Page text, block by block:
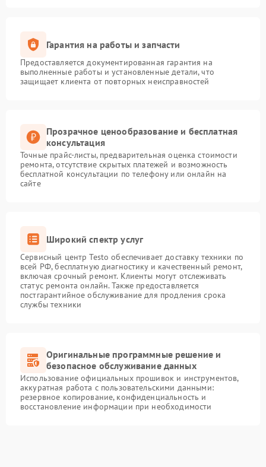
Гарантия на работы и запчасти
Предоставляется документированная гарантия на
выполненные работы и установленные детали, что
защищает клиента от повторных неисправностей
Прозрачное ценообразование и бесплатная
консультация
Точные прайс-листы, предварительная оценка стоимости
ремонта, отсутствие скрытых платежей и возможность
бесплатной консультации по телефону или онлайн на
сайте
Широкий спектр услуг
Сервисный центр Testo обеспечивает доставку техники по
всей РФ, бесплатную диагностику и качественный ремонт,
включая срочный ремонт. Клиенты могут отслеживать
статус ремонта онлайн. Также предоставляется
постгарантийное обслуживание для продления срока
службы техники
Оригинальные программные решение и
безопасное обслуживание данных
Использование официальных прошивок и инструментов,
аккуратная работа с пользовательскими данными:
резервное копирование, конфиденциальность и
восстановление информации при необходимости